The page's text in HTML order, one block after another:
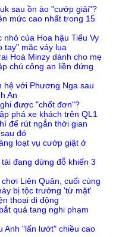
sau ồn ào "cướp giải"?
mức cao nhất trong 15
của Hoa hậu Tiểu Vy
tay" mặc váy lụa
Hoà Minzy dành cho mẹ
chú công an liền đứng
hệ với Phương Nga sau
An
được "chốt đơn"?
phá xe khách trên QL1
để rút ngắn thời gian
đó
loạt vụ cướp giật ở
đang dừng đỗ khiến 3
Liên Quân, cuối cùng
bị tộc trưởng 'từ mặt'
thoại di động
quả tang nghi phạm
Anh "lấn lướt" chiều cao